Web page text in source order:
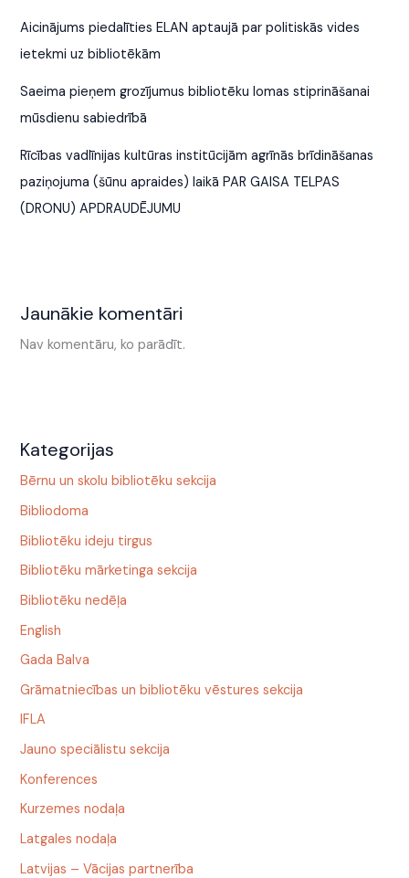
Aicinājums piedalīties ELAN aptaujā par politiskās vides
ietekmi uz bibliotēkām
Saeima pieņem grozījumus bibliotēku lomas stiprināšanai
mūsdienu sabiedrībā
Rīcības vadlīnijas kultūras institūcijām agrīnās brīdināšanas
paziņojuma (šūnu apraides) laikā PAR GAISA TELPAS
(DRONU) APDRAUDĒJUMU
Jaunākie komentāri
Nav komentāru, ko parādīt.
Kategorijas
Bērnu un skolu bibliotēku sekcija
Bibliodoma
Bibliotēku ideju tirgus
Bibliotēku mārketinga sekcija
Bibliotēku nedēļa
English
Gada Balva
Grāmatniecības un bibliotēku vēstures sekcija
IFLA
Jauno speciālistu sekcija
Konferences
Kurzemes nodaļa
Latgales nodaļa
Latvijas – Vācijas partnerība